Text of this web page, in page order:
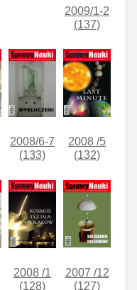
2009/1-2
(137)
2008/6-7
(133)
2008 /5
(132)
2008 /1
(128)
2007 /12
(127)